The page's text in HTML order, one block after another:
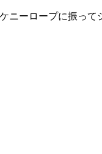
ニーロープに振っ